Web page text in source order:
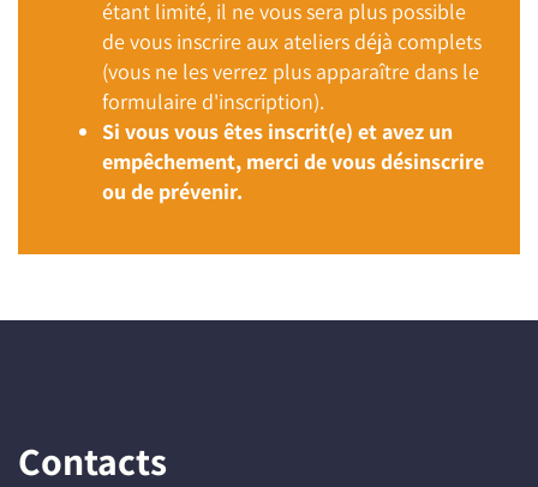
étant limité, il ne vous sera plus possible
de vous inscrire aux ateliers déjà complets
(vous ne les verrez plus apparaître dans le
formulaire d'inscription).
Si vous vous êtes inscrit(e) et avez un
empêchement, merci de vous désinscrire
ou de prévenir.
Contacts